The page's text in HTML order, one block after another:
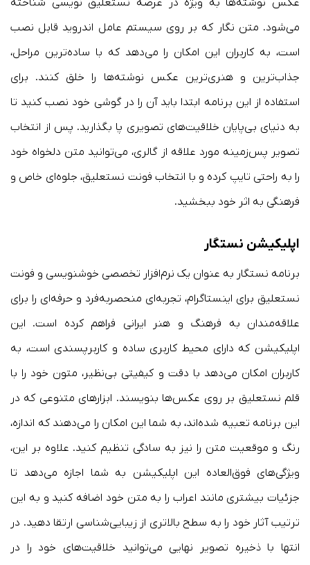
عکس نوشته‌ها به ویژه در عرصه نستعلیق نویسی شناخته
می‌شود. متن نگار که بر روی سیستم عامل اندروید قابل نصب
است، به کاربران این امکان را می‌دهد که با ساده‌ترین مراحل،
جذاب‌ترین و هنری‌ترین عکس نوشته‌ها را خلق کنند. برای
استفاده از این برنامه ابتدا باید آن را در گوشی خود نصب کنید تا
به دنیای بی‌پایان خلاقیت‌های تصویری پا بگذارید. پس از انتخاب
تصویر پس‌زمینه مورد علاقه از گالری، می‌توانید متن دلخواه خود
را به راحتی تایپ کرده و با انتخاب فونت نستعلیق، جلوه‌ای خاص و
فرهنگی به اثر خود ببخشید.
اپلیکیشن نستگار
برنامه نستگار به عنوان یک نرم‌افزار تخصصی خوشنویسی و فونت
نستعلیق برای اینستاگرام، تجربه‌ای منحصربه‌فرد و حرفه‌ای را برای
علاقه‌مندان به فرهنگ و هنر ایرانی فراهم کرده است. این
اپلیکیشن که دارای محیط کاربری ساده و کاربرپسندی است، به
کاربران امکان می‌دهد با دقت و کیفیتی بی‌نظیر، متون خود را با
قلم نستعلیق بر روی عکس‌ها بنویسند. ابزارهای متنوعی که در
این برنامه تعبیه شده‌اند، به شما این امکان را می‌دهند که اندازه،
رنگ و موقعیت متن را نیز به سادگی تنظیم کنید. علاوه بر این،
ویژگی‌های فوق‌العاده این اپلیکیشن به شما اجازه می‌دهد تا
جزئیات بیشتری مانند اعراب را به متن خود اضافه کنید و به این
ترتیب آثار خود را به سطح بالاتری از زیبایی‌شناسی ارتقا دهید. در
انتها با ذخیره تصویر نهایی می‌توانید خلاقیت‌های خود را در